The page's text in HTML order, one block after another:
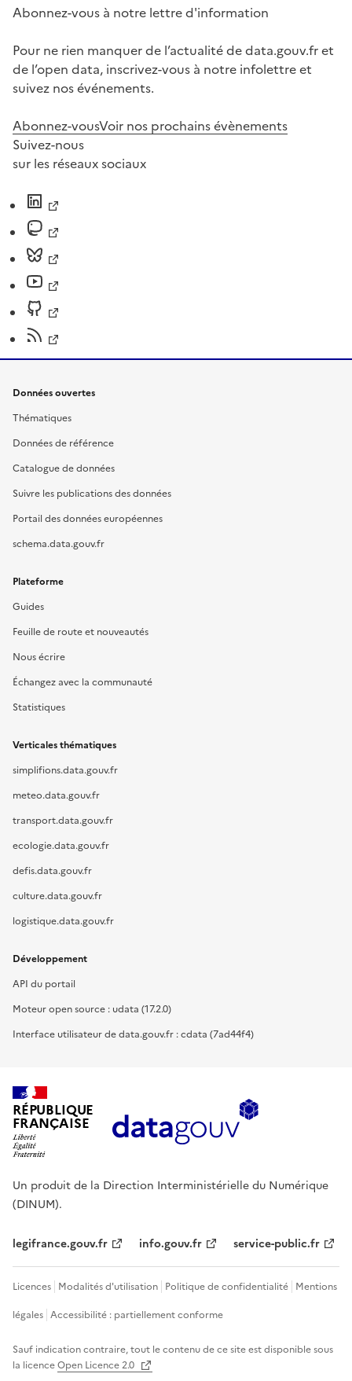
Abonnez-vous à notre lettre d'information
Pour ne rien manquer de l’actualité de data.gouv.fr et
de l’open data, inscrivez-vous à notre infolettre et
suivez nos événements.
Abonnez-vousVoir nos prochains évènements
Suivez-nous
sur les réseaux sociaux
Données ouvertes
Thématiques
Données de référence
Catalogue de données
Suivre les publications des données
Portail des données européennes
schema.data.gouv.fr
Plateforme
Guides
Feuille de route et nouveautés
Nous écrire
Échangez avec la communauté
Statistiques
Verticales thématiques
simplifions.data.gouv.fr
meteo.data.gouv.fr
transport.data.gouv.fr
ecologie.data.gouv.fr
defis.data.gouv.fr
culture.data.gouv.fr
logistique.data.gouv.fr
Développement
API du portail
Moteur open source : udata (17.2.0)
Interface utilisateur de data.gouv.fr : cdata (7ad44f4)
RÉPUBLIQUE
FRANÇAISE
Un produit de la Direction Interministérielle du Numérique
(DINUM).
legifrance.gouv.fr info.gouv.fr service-public.fr
Licences Modalités d'utilisation Politique de confidentialité Mentions
légales Accessibilité : partiellement conforme
Sauf indication contraire, tout le contenu de ce site est disponible sous
la licenceOpen Licence 2.0